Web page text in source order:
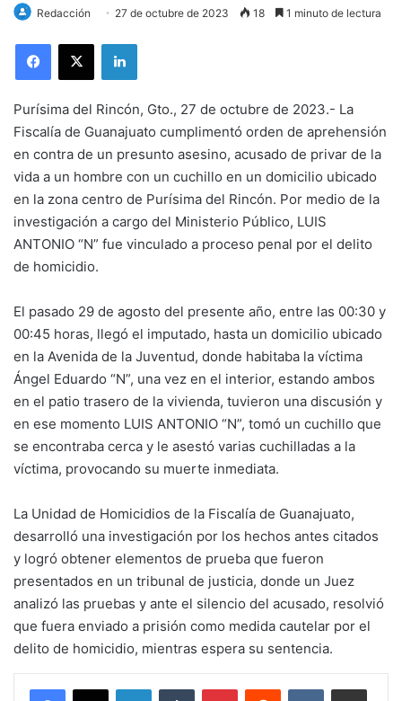
Redacción 27 de octubre de 2023 18 1 minuto de lectura
LinkedIn
Purísima del Rincón, Gto., 27 de octubre de 2023.- La
Fiscalía de Guanajuato cumplimentó orden de aprehensión
en contra de un presunto asesino, acusado de privar de la
vida a un hombre con un cuchillo en un domicilio ubicado
en la zona centro de Purísima del Rincón. Por medio de la
investigación a cargo del Ministerio Público, LUIS
ANTONIO “N” fue vinculado a proceso penal por el delito
de homicidio.
El pasado 29 de agosto del presente año, entre las 00:30 y
00:45 horas, llegó el imputado, hasta un domicilio ubicado
en la Avenida de la Juventud, donde habitaba la víctima
Ángel Eduardo “N”, una vez en el interior, estando ambos
en el patio trasero de la vivienda, tuvieron una discusión y
en ese momento LUIS ANTONIO “N”, tomó un cuchillo que
se encontraba cerca y le asestó varias cuchilladas a la
víctima, provocando su muerte inmediata.
La Unidad de Homicidios de la Fiscalía de Guanajuato,
desarrolló una investigación por los hechos antes citados
y logró obtener elementos de prueba que fueron
presentados en un tribunal de justicia, donde un Juez
analizó las pruebas y ante el silencio del acusado, resolvió
que fuera enviado a prisión como medida cautelar por el
delito de homicidio, mientras espera su sentencia.
LinkedInTumblr PinterestReddit VKontakteCompartir por